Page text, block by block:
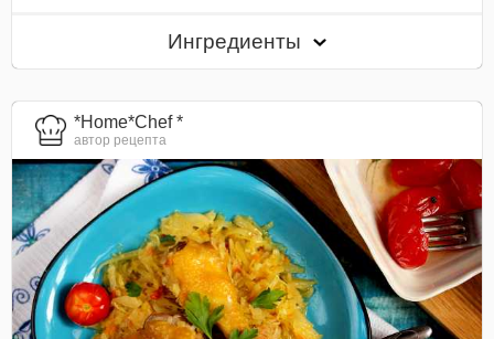
Ингредиенты
*Home*Chef *
автор рецепта